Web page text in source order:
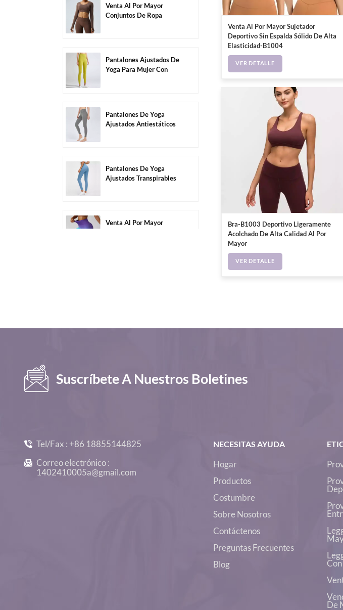
Venta Al Por Mayor Sujetador
Deportivo Sin Espalda Sólido De Alta
Elasticidad-B1004
VER DETALLE
Bra-B1003 Deportivo Ligeramente
Acolchado De Alta Calidad Al Por
Mayor
VER DETALLE
Venta Al Por Mayor
Conjuntos De Ropa
Pantalones Ajustados De
Yoga Para Mujer Con
Pantalones De Yoga
Ajustados Antiestáticos
Pantalones De Yoga
Ajustados Transpirables
Venta Al Por Mayor
Venta Al Por Mayor Tops
Suscríbete A Nuestros Boletines
Tel/Fax : +86 18855144825
Correo electrónico :
1402410005a@gmail.com
NECESITAS AYUDA
Hogar
Productos
Costumbre
Sobre Nosotros
Contáctenos
Preguntas Frecuentes
Blog
De